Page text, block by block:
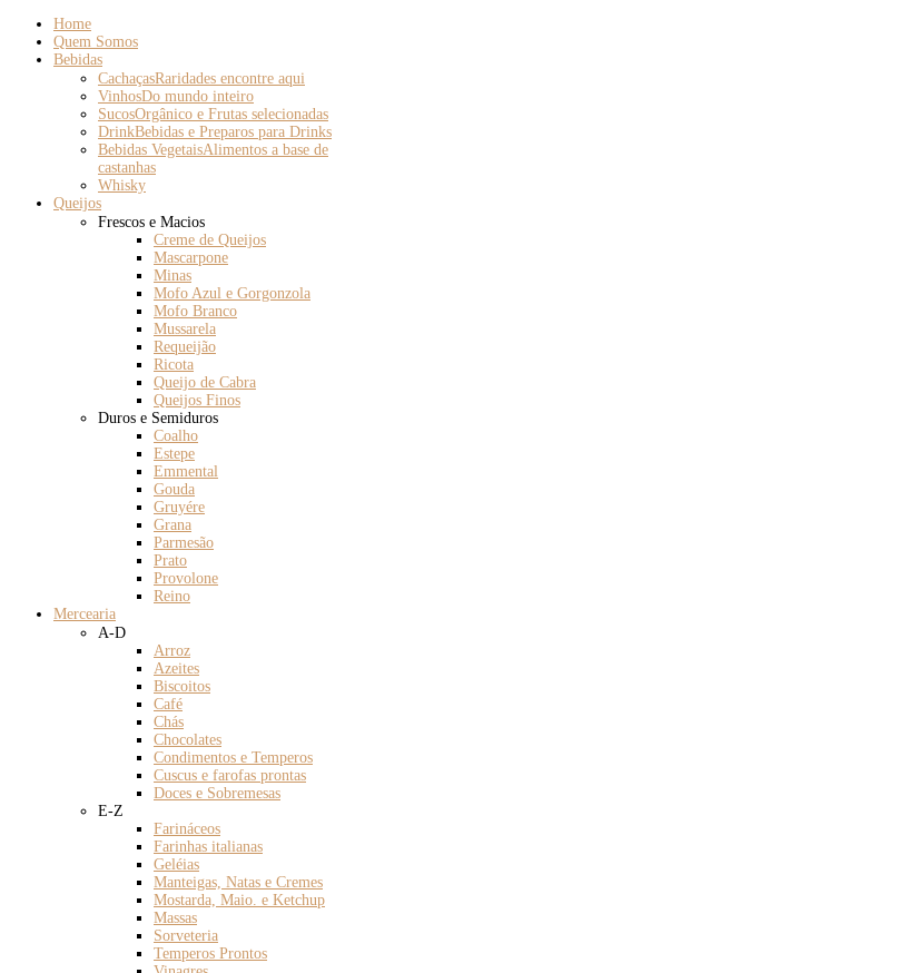
Home
Quem Somos
Bebidas
CachaçasRaridades encontre aqui
VinhosDo mundo inteiro
SucosOrgânico e Frutas selecionadas
DrinkBebidas e Preparos para Drinks
Bebidas VegetaisAlimentos a base de
castanhas
Whisky
Queijos
Frescos e Macios
Creme de Queijos
Mascarpone
Minas
Mofo Azul e Gorgonzola
Mofo Branco
Mussarela
Requeijão
Ricota
Queijo de Cabra
Queijos Finos
Duros e Semiduros
Coalho
Estepe
Emmental
Gouda
Gruyére
Grana
Parmesão
Prato
Provolone
Reino
Mercearia
A-D
Arroz
Azeites
Biscoitos
Café
Chás
Chocolates
Condimentos e Temperos
Cuscus e farofas prontas
Doces e Sobremesas
E-Z
Farináceos
Farinhas italianas
Geléias
Manteigas, Natas e Cremes
Mostarda, Maio. e Ketchup
Massas
Sorveteria
Temperos Prontos